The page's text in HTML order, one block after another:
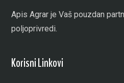
Apis Agrar je Vaš pouzdan
poljoprivredi.
Korisni Linkovi